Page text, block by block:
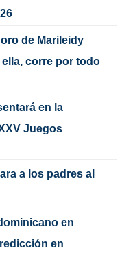
de Marileidy
corre por todo
en la
Juegos
a los padres al
en
en